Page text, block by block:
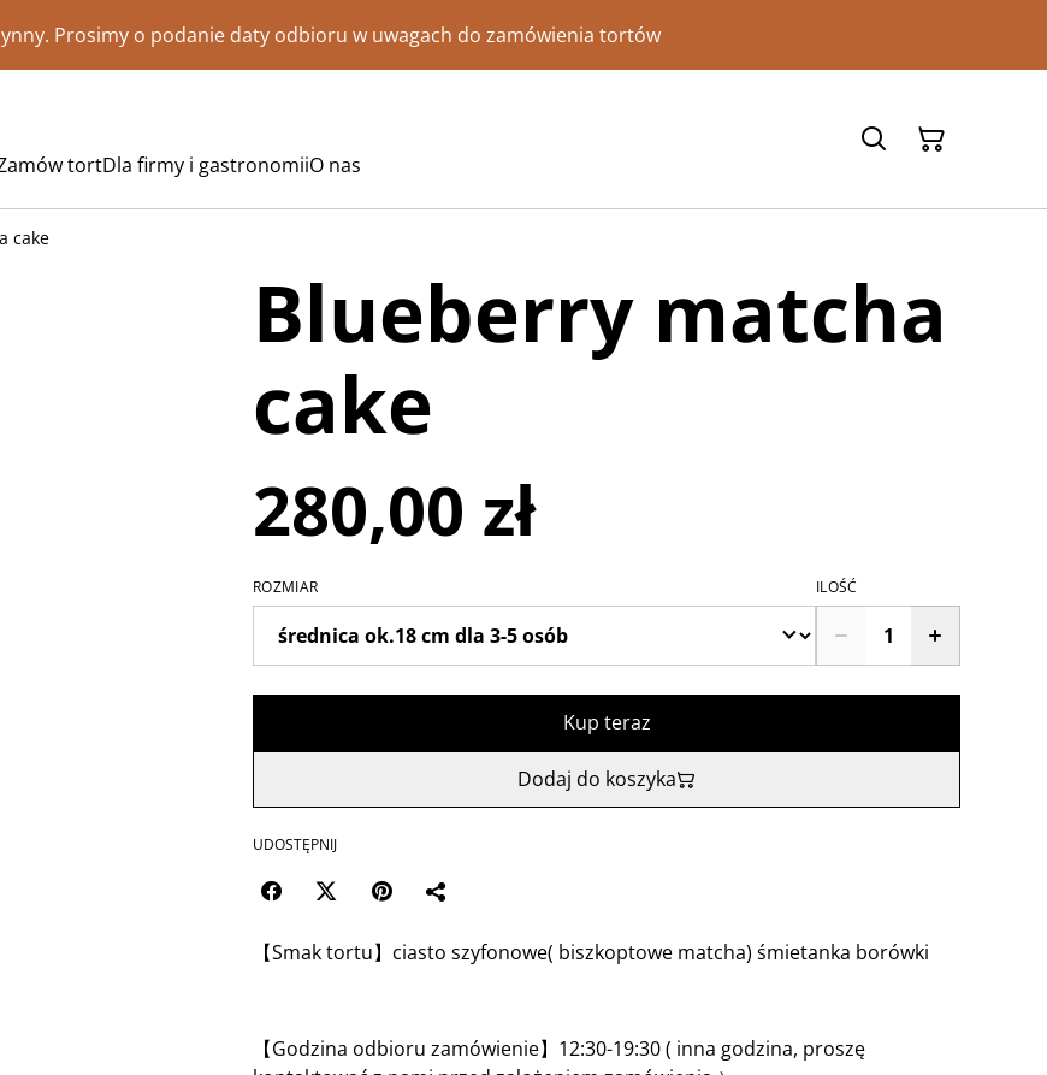
Prosimy o podanie daty odbioru w uwagach do zamówienia tortów
tortDla firmy i gastronomiiO nas
cake
Blueberry matcha
cake
280,00 zł
ROZMIAR ILOŚĆ
Kup teraz
Dodaj do koszyka
UDOSTĘPNIJ
【Smak tortu】ciasto szyfonowe( biszkoptowe matcha) śmietanka borówki
【Godzina odbioru zamówienie】12:30-19:30 ( inna godzina, proszę